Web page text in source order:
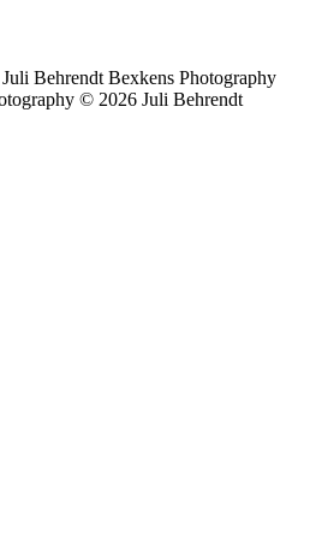
Behrendt Bexkens Photography
© 2026 Juli Behrendt